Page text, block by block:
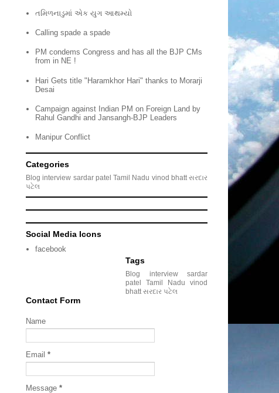
તમિળનાડુમાં એક યુગ આથમ્યો
Calling spade a spade
PM condems Congress and has all the BJP CMs
from in NE !
Hari Gets title "Haramkhor Hari" thanks to Morarji
Desai
Campaign against Indian PM on Foreign Land by
Rahul Gandhi and Jansangh-BJP Leaders
Manipur Conflict
Categories
Blog interview sardar patel Tamil Nadu vinod bhatt સરદાર
પટેલ
Social Media Icons
facebook
Tags
Blog interview
sardar
patel
Tamil Nadu
vinod
bhatt સરદાર પટેલ
Contact Form
Name
Email *
Message *